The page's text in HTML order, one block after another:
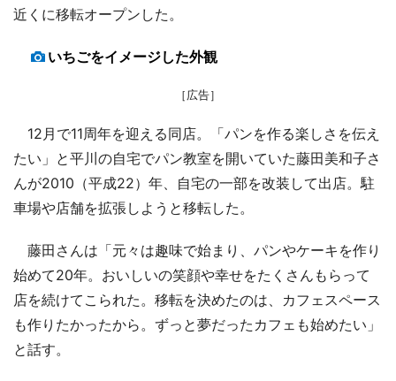
近くに移転オープンした。
いちごをイメージした外観
［広告］
12月で11周年を迎える同店。「パンを作る楽しさを伝え
たい」と平川の自宅でパン教室を開いていた藤田美和子さ
んが2010（平成22）年、自宅の一部を改装して出店。駐
車場や店舗を拡張しようと移転した。
藤田さんは「元々は趣味で始まり、パンやケーキを作り
始めて20年。おいしいの笑顔や幸せをたくさんもらって
店を続けてこられた。移転を決めたのは、カフェスペース
も作りたかったから。ずっと夢だったカフェも始めたい」
と話す。